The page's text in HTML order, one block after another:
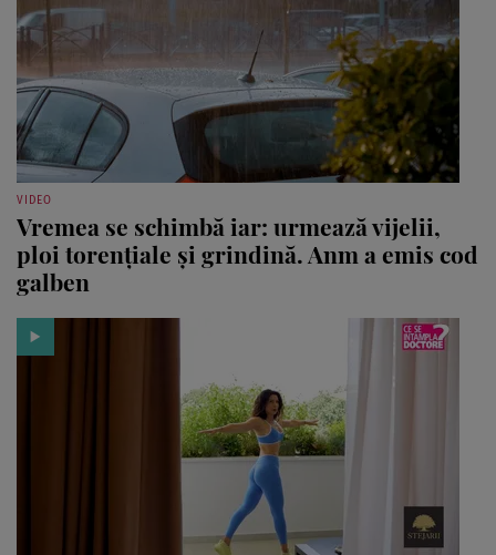
VIDEO
Vremea se schimbă iar: urmează vijelii,
ploi torențiale și grindină. Anm a emis cod
galben